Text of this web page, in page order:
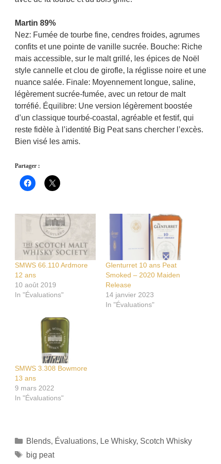
Martin 89%
Nez: Fumée de tourbe fine, cendres froides, agrumes
confits et une pointe de vanille sucrée. Bouche: Riche
mais accessible, sur le malt grillé, les épices de Noël
style cannelle et clou de girofle, la réglisse noire et une
nuance salée. Finale: Moyennement longue, saline,
légèrement sucrée-fumée, avec un retour de malt
torréfié. Équilibre: Une version légèrement boostée
d’un classique tourbé-coastal, agréable et festif, qui
reste fidèle à l’identité Big Peat sans chercher l’excès.
Bien visé les amis.
Partager :
SMWS 66.110 Ardmore
12 ans
10 août 2019
In "Évaluations"
Glenturret 10 ans Peat
Smoked – 2020 Maiden
Release
14 janvier 2023
In "Évaluations"
SMWS 3.308 Bowmore
13 ans
9 mars 2022
In "Évaluations"
Catégories
Blends, Évaluations, Le Whisky, Scotch Whisky
Étiquettes
big peat